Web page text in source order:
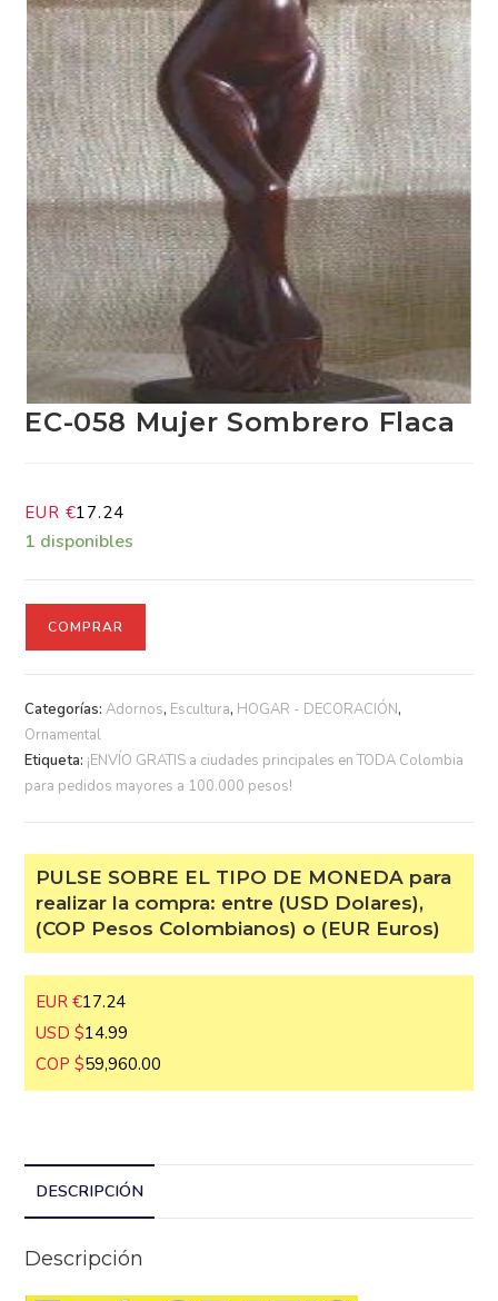
EC-058 Mujer Sombrero Flaca
1 disponibles
COMPRAR
Ornamental
Etiqueta:¡ENVÍO GRATIS a ciudades principales en TODA
Colombia para pedidos mayores a 100.000 pesos!
PULSE SOBRE EL TIPO DE MONEDA
para realizar la compra: entre (USD
Dolares), (COP Pesos Colombianos) o
(EUR Euros)
EUR €17.24
USD $14.99
COP $59,960.00
DESCRIPCIÓN
Descripción